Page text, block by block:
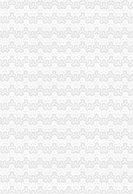
》有效期为几年？
？-通关监管海关业务咨
有效期是多久？
意经
论坛（FOBBusiness
次办理
期_政务咨询_浙江电
咨询_浙江电子口岸
南--育路报关员考
信息年度报告范本,